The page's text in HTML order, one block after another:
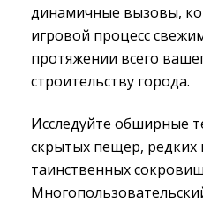
динамичные вызовы,
игровой процесс
протяжении всего
строительству города.
Исследуйте обширные
скрытых пещер, редких
таинственных